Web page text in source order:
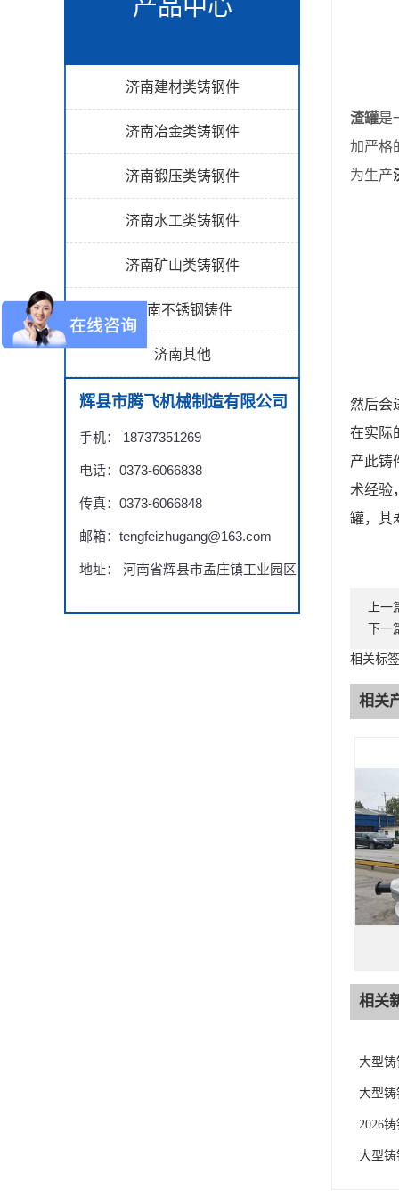
产品中心
济南建材类铸钢件
济南冶金类铸钢件
济南锻压类铸钢件
济南水工类铸钢件
济南矿山类铸钢件
济南不锈钢铸件
济南其他
辉县市腾飞机械制造有限公司
手机： 18737351269
电话：0373-6066838
传真：0373-6066848
邮箱：tengfeizhugang@163.com
地址： 河南省辉县市孟庄镇工业园区
渣罐是
加严格
为生产
然后会
在实际
产此铸
术经验
罐，其
上一
下一
相关标
相关
相关
大型铸
大型
2026
大型